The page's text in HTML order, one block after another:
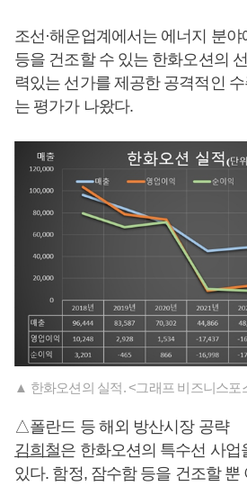
조선·해운업계에서는 에너지 분
등을 건조할 수 있는 한화오션의
력있는 선가를 제공한 공격적인
는 평가가 나왔다.
▲ 한화오션의 실적. <그래프 비즈니스포
△폴란드 등 해외 방산시장 공략
김희철은 한화오션의 특수선 사업
있다. 함정, 잠수함 등을 건조할 뿐